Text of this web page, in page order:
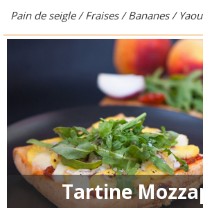
Pain de seigle / Fraises / Bananes /
Tartine